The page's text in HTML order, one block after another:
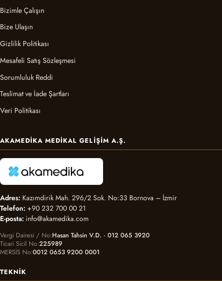
Bizimle Çalışın
Bize Ulaşın
Gizlilik Politikası
Mesafeli Satış Sözleşmesi
Sorumluluk Reddi
Teslimat ve İade Şartları
Veri Politikası
AKAMEDIKA MEDIKAL GELIŞIM A.Ş.
Adres: Kazımdirik Mah. 296/2 Sok. No:33 Bornova – İzmir
Telefon: +90 232 700 00 21
E-posta: info@akamedika.com
Vergi Dairesi / No Hasan Tahsin V.D. · 012 065 3920
Ticari Sicil No 225989
MERSİS No 0012 0653 9200 0001
TEKNIK